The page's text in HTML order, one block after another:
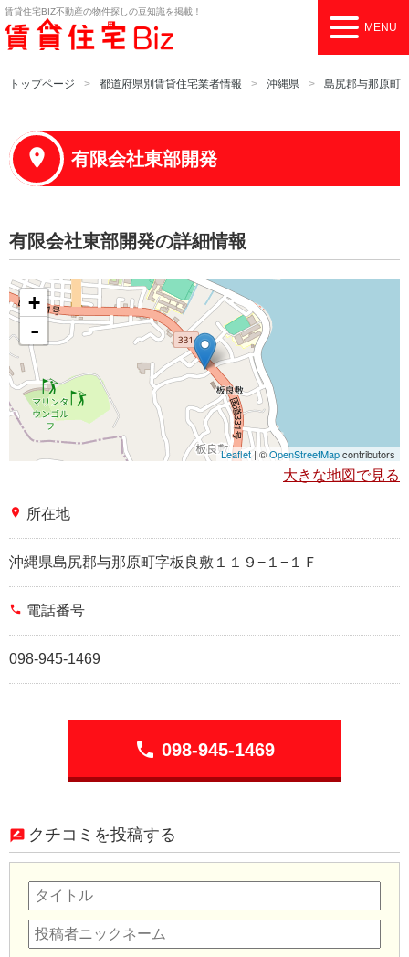
賃貸住宅BIZ不動産の物件探しの豆知識を掲載！
MENU
トップページ 都道府県別賃貸住宅業者情報 沖縄県 島尻郡与那原町
有限会社東部開発
有限会社東部開発の詳細情報
+
-
Leaflet | ©OpenStreetMapcontributors
大きな地図で見る
place 所在地
沖縄県島尻郡与那原町字板良敷１１９−１−１Ｆ
phone 電話番号
098-945-1469
phone 098-945-1469
クチコミを投稿する